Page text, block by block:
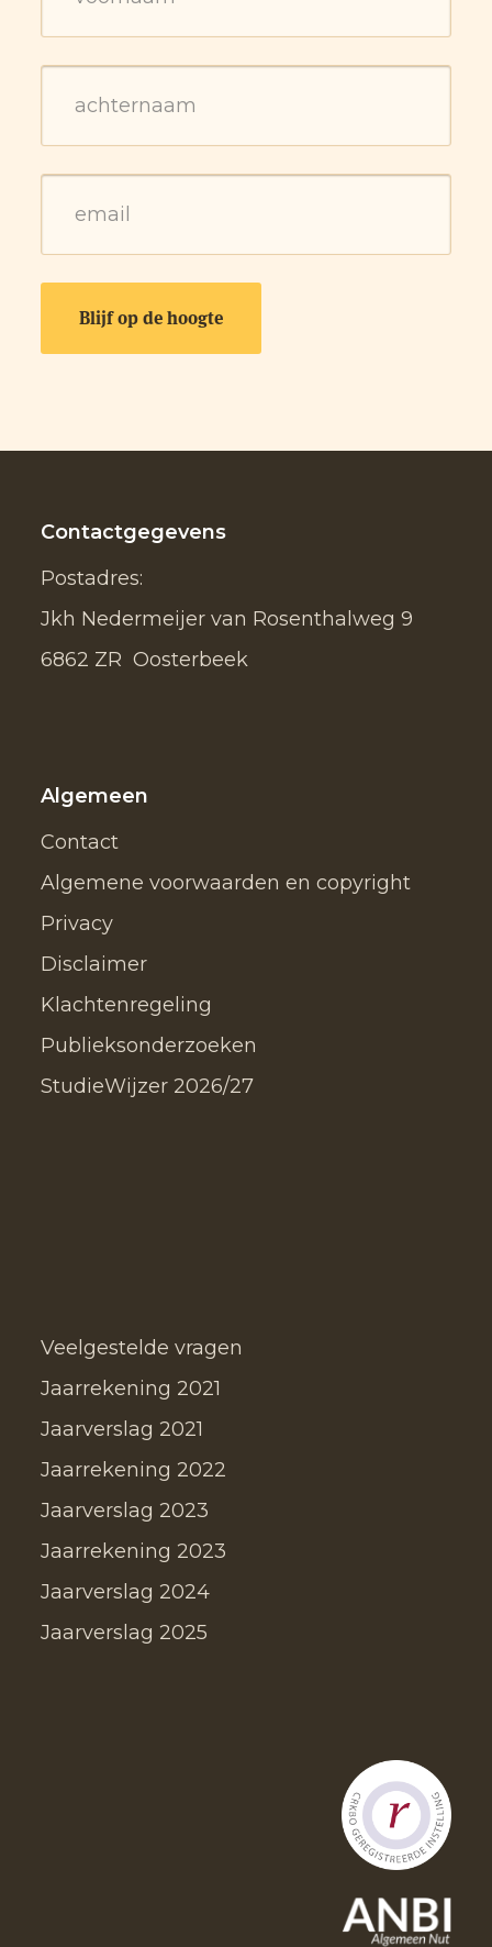
Contactgegevens
Postadres:
Jkh Nedermeijer van Rosenthalweg 9
6862 ZR Oosterbeek
Algemeen
Contact
Algemene voorwaarden en copyright
Privacy
Disclaimer
Klachtenregeling
Publieksonderzoeken
StudieWijzer 2026/27
Veelgestelde vragen
Jaarrekening 2021
Jaarverslag 2021
Jaarrekening 2022
Jaarverslag 2023
Jaarrekening 2023
Jaarverslag 2024
Jaarverslag 2025